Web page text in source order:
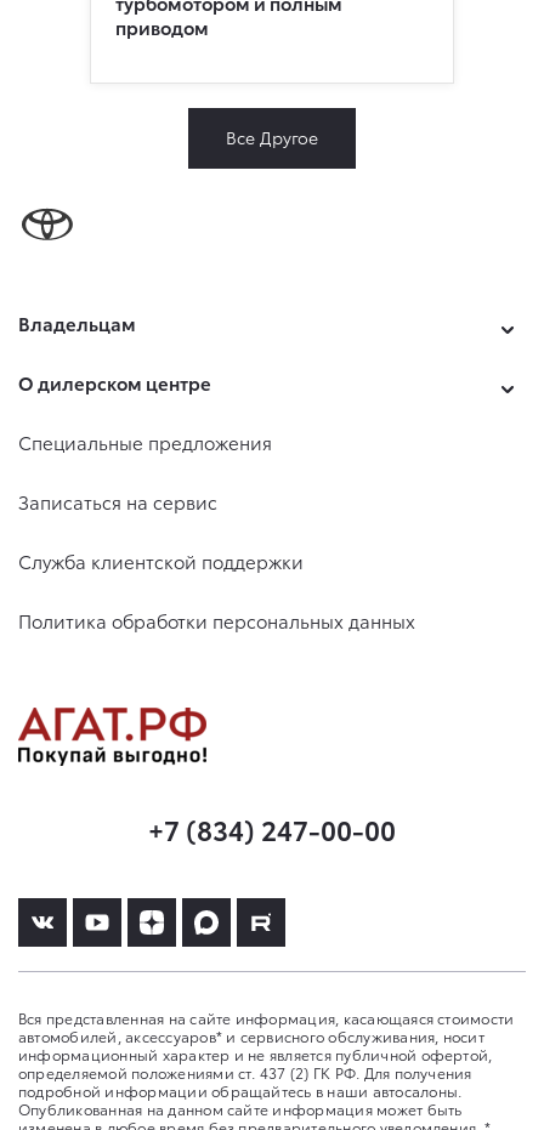
приводом
Все Другое
Владельцам
О дилерском центре
Специальные предложения
Записаться на сервис
Служба клиентской поддержки
Политика обработки персональных данных
+7 (834) 247-00-00
Вся представленная на сайте информация, касающаяся стоимости
автомобилей, аксессуаров* и сервисного обслуживания, носит
информационный характер и не является публичной офертой,
определяемой положениями ст. 437 (2) ГК РФ. Для получения
подробной информации обращайтесь в наши автосалоны.
Опубликованная на данном сайте информация может быть